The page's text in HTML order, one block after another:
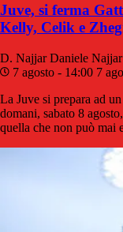
Juve, si ferma
Kelly, Celik e
D. Najjar Daniele Najjar
7 agosto - 14:00 7
La Juve si prepara ad
domani, sabato 8
quella che non può mai